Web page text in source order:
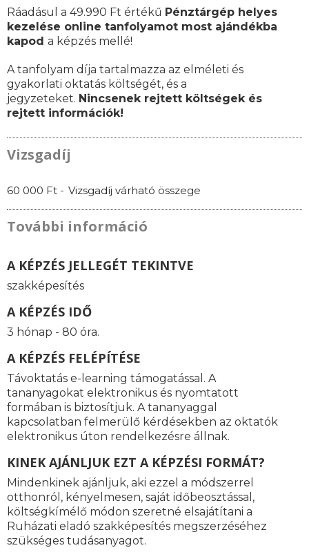
Ráadásul a 49.990 Ft értékű Pénztárgép helyes
kezelése online tanfolyamot most ajándékba
kapod a képzés mellé!
A tanfolyam díja tartalmazza az elméleti és
gyakorlati oktatás költségét, és a
jegyzeteket. Nincsenek rejtett költségek és
rejtett információk!
Vizsgadíj
60 000 Ft - Vizsgadíj várható összege
További információ
A KÉPZÉS JELLEGÉT TEKINTVE
szakképesítés
A KÉPZÉS IDŐ
3 hónap - 80 óra.
A KÉPZÉS FELÉPÍTÉSE
Távoktatás e-learning támogatással. A
tananyagokat elektronikus és nyomtatott
formában is biztosítjuk. A tananyaggal
kapcsolatban felmerülő kérdésekben az oktatók
elektronikus úton rendelkezésre állnak.
KINEK AJÁNLJUK EZT A KÉPZÉSI FORMÁT?
Mindenkinek ajánljuk, aki ezzel a módszerrel
otthonról, kényelmesen, saját időbeosztással,
költségkímélő módon szeretné elsajátítani a
Ruházati eladó szakképesítés megszerzéséhez
szükséges tudásanyagot.